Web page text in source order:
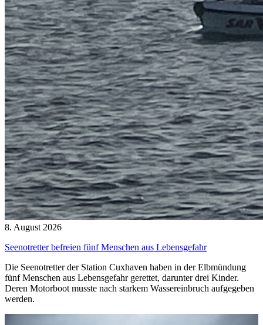
8. August 2026
Seenotretter befreien fünf Menschen aus Lebensgefahr
Die Seenotretter der Station Cuxhaven haben in der Elbmündung
fünf Menschen aus Lebensgefahr gerettet, darunter drei Kinder.
Deren Motorboot musste nach starkem Wassereinbruch aufgegeben
werden.